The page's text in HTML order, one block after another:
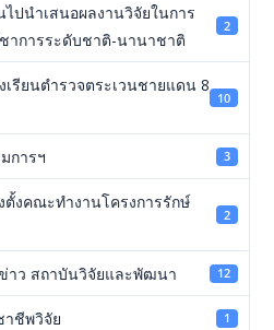
ไปนำเสนอผลงานวิจัยในการ
าการระดับชาติ-นานาชาติ
2
เรียนตำรวจตระเวนชายแดน 8
10
การฯ 3
ตั้งคณะทำงานโครงการรักษ์
2
าว สถาบันวิจัยและพัฒนา 12
าชีพวิจัย 1